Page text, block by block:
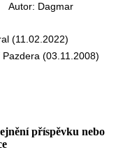
Dagmar
(11.02.2022)
(03.11.2008)
příspěvku nebo